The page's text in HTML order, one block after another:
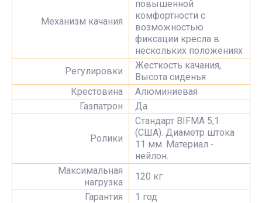
Механизм качания
повышенной
комфортности с
возможностью
фиксации кресла в
нескольких положениях
Регулировки
Жесткость качания,
Высота сиденья
Крестовина
Алюминиевая
Газпатрон
Да
Ролики
Стандарт BIFMA 5,1
(США). Диаметр штока
11 мм. Материал -
нейлон.
Максимальная
нагрузка
120 кг
Гарантия
1 год